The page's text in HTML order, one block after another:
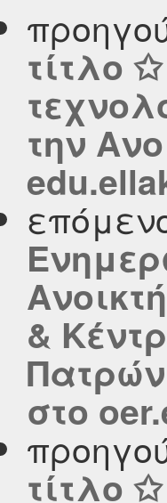
τίτλο
την
&
Πατρών
στο
τίτλο